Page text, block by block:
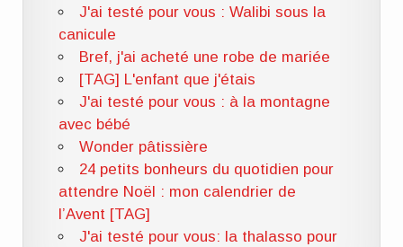
J'ai testé pour vous : Walibi sous la
canicule
Bref, j'ai acheté une robe de mariée
[TAG] L'enfant que j'étais
J'ai testé pour vous : à la montagne
avec bébé
Wonder pâtissière
24 petits bonheurs du quotidien pour
attendre Noël : mon calendrier de
l’Avent [TAG]
J'ai testé pour vous: la thalasso pour